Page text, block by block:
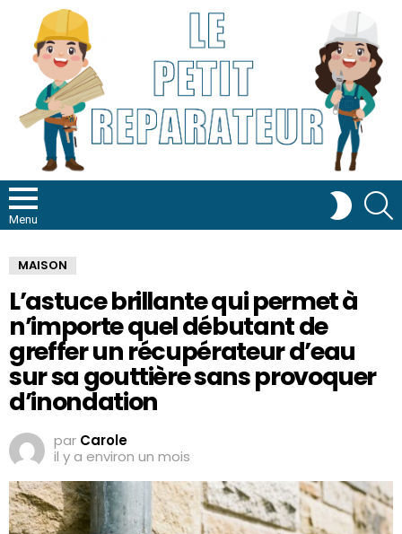
Menu
SWITCH
SKIN
MAISON
L’astuce brillante qui permet à
n’importe quel débutant de
greffer un récupérateur d’eau
sur sa gouttière sans provoquer
d’inondation
par Carole
il y a environ un mois